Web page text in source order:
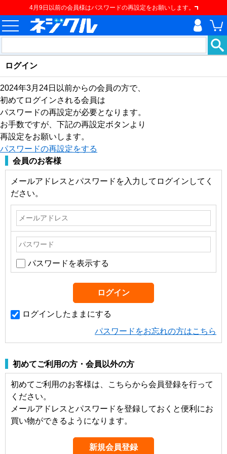
4月9日以前の会員様はパスワードの再設定をお願いします。
ログイン
2024年3月24日以前からの会員の方で、
初めてログインされる会員は
パスワードの再設定が必要となります。
お手数ですが、下記の再設定ボタンより
再設定をお願いします。
パスワードの再設定をする
会員のお客様
メールアドレスとパスワードを入力してログインしてく
ださい。
パスワードを表示する
ログインしたままにする
パスワードをお忘れの方はこちら
初めてご利用の方・会員以外の方
初めてご利用のお客様は、こちらから会員登録を行って
ください。
メールアドレスとパスワードを登録しておくと便利にお
買い物ができるようになります。